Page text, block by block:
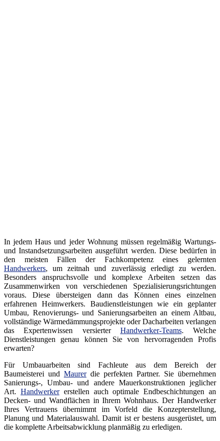
In jedem Haus und jeder Wohnung müssen regelmäßig Wartungs-
und Instandsetzungsarbeiten ausgeführt werden. Diese bedürfen in
den meisten Fällen der Fachkompetenz eines gelernten
Handwerkers, um zeitnah und zuverlässig erledigt zu werden.
Besonders anspruchsvolle und komplexe Arbeiten setzen das
Zusammenwirken von verschiedenen Spezialisierungsrichtungen
voraus. Diese übersteigen dann das Können eines einzelnen
erfahrenen Heimwerkers. Baudienstleistungen wie ein geplanter
Umbau, Renovierungs- und Sanierungsarbeiten an einem Altbau,
vollständige Wärmedämmungsprojekte oder Dacharbeiten verlangen
das Expertenwissen versierter Handwerker-Teams. Welche
Dienstleistungen genau können Sie von hervorragenden Profis
erwarten?
Für Umbauarbeiten sind Fachleute aus dem Bereich der
Baumeisterei und Maurerdie perfekten Partner. Sie übernehmen
Sanierungs-, Umbau- und andere Mauerkonstruktionen jeglicher
Art. Handwerkererstellen auch optimale Endbeschichtungen an
Decken- und Wandflächen in Ihrem Wohnhaus. Der Handwerker
Ihres Vertrauens übernimmt im Vorfeld die Konzepterstellung,
Planung und Materialauswahl. Damit ist er bestens ausgerüstet, um
die komplette Arbeitsabwicklung planmäßig zu erledigen.